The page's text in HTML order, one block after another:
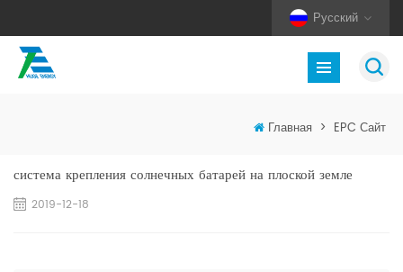
Русский
Главная > EPC Сайт
система крепления солнечных батарей на плоской земле
2019-12-18